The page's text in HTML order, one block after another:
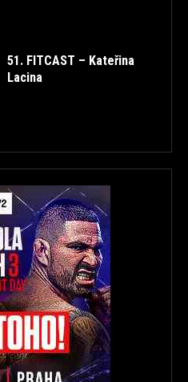
51. FITCAST – Kateřina
Lacina